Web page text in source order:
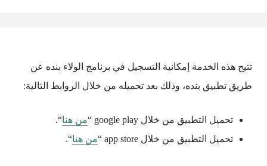
تتيح هذه الخدمة إمكانية التسجيل في برنامج الولاء بنده عن
طريق تطبيق بنده، وذلك بعد تحميله من خلال الروابط التالية:
تحميل التطبيق من خلال google play “ من هنا“.
تحميل التطبيق من خلال app store “
من هنا“.